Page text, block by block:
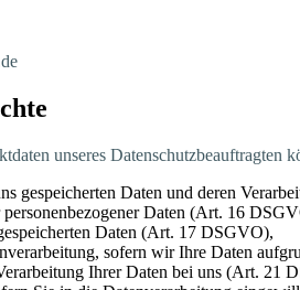
unse­res Daten­schutz­be­auf­trag­ten
gespei­cher­ten Daten und deren
Daten (Art. 16
Daten (Art. 17 DSGVO),
sofern wir Ihre Daten
Ihrer Daten bei uns (Art. 21